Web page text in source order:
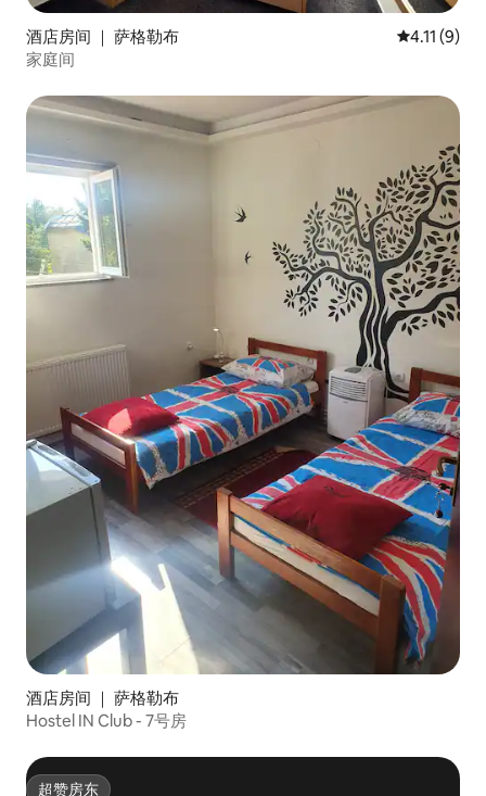
酒店房间 ｜ 萨格勒布 平均评分
4.11 (9)
家庭间
酒店房间 ｜ 萨格勒布
Hostel IN Club - 7号房
超赞房东